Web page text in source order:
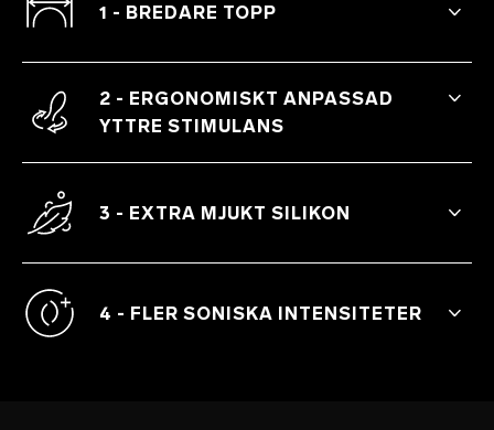
1 - BREDARE TOPP
Bredare och tjockare del för en förhöjd
2 - ERGONOMISKT ANPASSAD
YTTRE STIMULANS
den passar alla kroppstyper perfekt.
3 - EXTRA MJUKT SILIKON
Premiumsilikon som känns varm vid
4 - FLER SONISKA INTENSITETER